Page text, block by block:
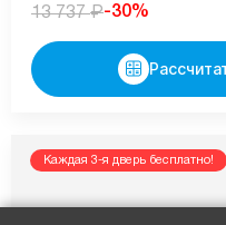
13 737₽-30%
Каждая 3-я дверь бесплатно!